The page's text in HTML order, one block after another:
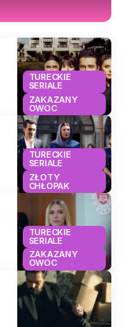
TURECKIE
SERIALE
ZAKAZANY
OWOC
TURECKIE
SERIALE
ZŁOTY
CHŁOPAK
TURECKIE
SERIALE
ZAKAZANY
OWOC